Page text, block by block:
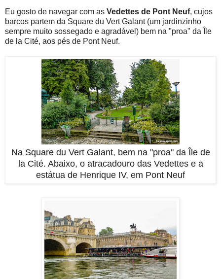
Eu gosto de navegar com as Vedettes de Pont Neuf, cujos
barcos partem da Square du Vert Galant (um jardinzinho
sempre muito sossegado e agradável) bem na "proa" da Île
de la Cité, aos pés de Pont Neuf.
Na Square du Vert Galant, bem na "proa" da Île de
la Cité. Abaixo, o atracadouro das Vedettes e a
estátua de Henrique IV, em Pont Neuf